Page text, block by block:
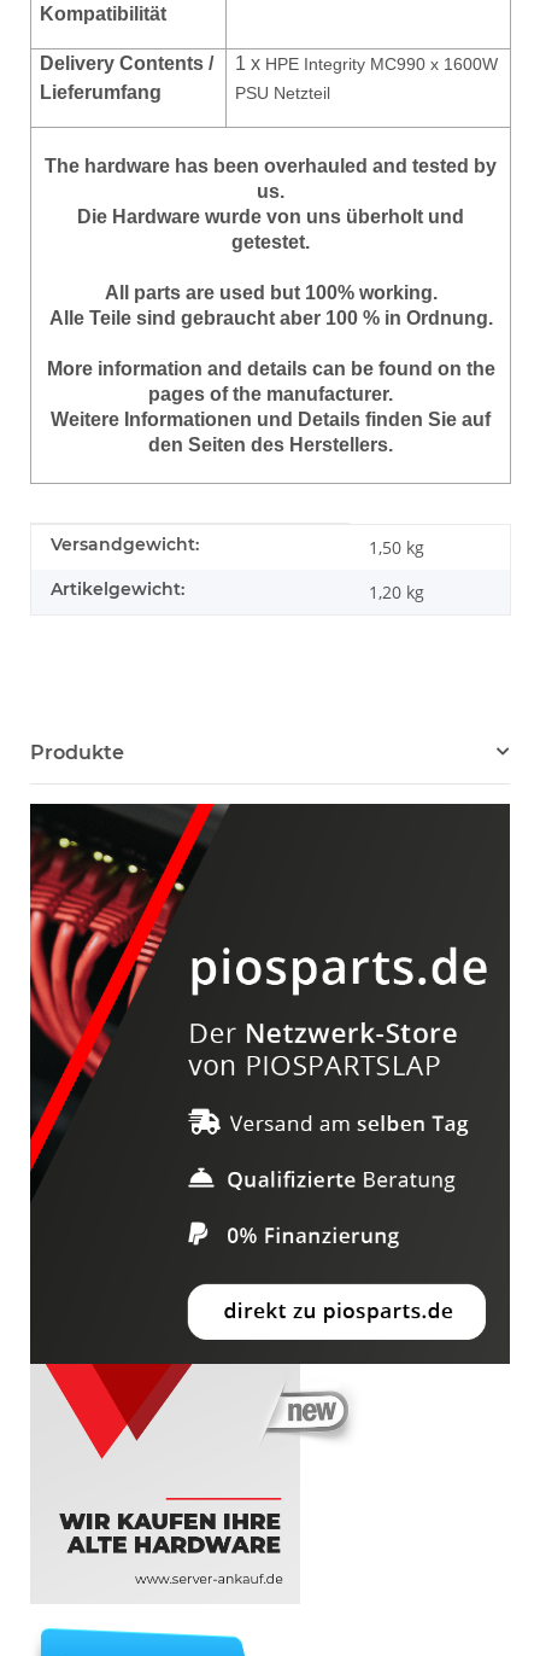
Kompatibilität
Delivery Contents /
Lieferumfang
1 x HPE Integrity MC990 x 1600W
PSU Netzteil
The hardware has been overhauled and tested by
us.
Die Hardware wurde von uns überholt und
getestet.
All parts are used but 100% working.
Alle Teile sind gebraucht aber 100 % in Ordnung.
More information and details can be found on the
pages of the manufacturer.
Weitere Informationen und Details finden Sie auf
den Seiten des Herstellers.
Produkteigenschaft
Wert
Versandgewicht: 1,50 kg
Artikelgewicht: 1,20 kg
Produkte